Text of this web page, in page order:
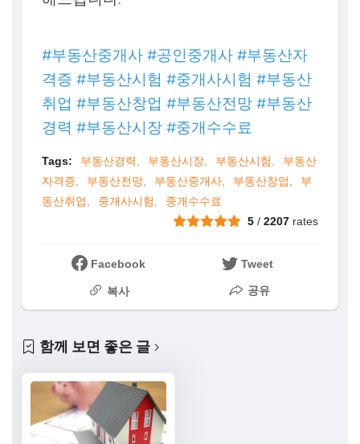
#부동산중개사 #공인중개사 #부동산자
격증 #부동산시험 #중개사시험 #부동산
취업 #부동산창업 #부동산전망 #부동산
경력 #부동산시장 #중개수수료
Tags: 부동산경력 부동산시장 부동산시험
부동산
자격증
부동산전망 부동산중개사 부동산창업
부
동산취업
중개사시험
중개수수료
5 /2207 rates
Facebook Tweet
복사 공유
함께 보면 좋은 글